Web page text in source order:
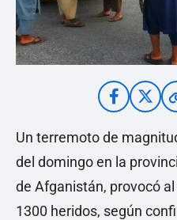
Un terremoto de
del domingo en la
de Afganistán, provocó
1300 heridos, según